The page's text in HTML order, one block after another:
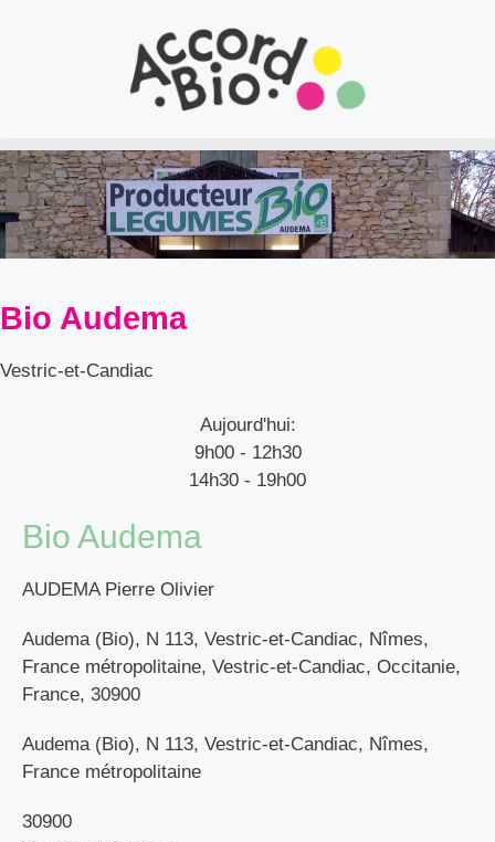
Bio Audema
Vestric-et-Candiac
Aujourd'hui:
9h00 - 12h30
14h30 - 19h00
Bio Audema
AUDEMA Pierre Olivier
Audema (Bio), N 113, Vestric-et-Candiac, Nîmes,
France métropolitaine, Vestric-et-Candiac, Occitanie,
France, 30900
Audema (Bio), N 113, Vestric-et-Candiac, Nîmes,
France métropolitaine
30900